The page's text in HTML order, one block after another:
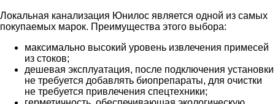
Локальная канализация Юнилос является одной из самых
покупаемых марок. Преимущества этого выбора:
максимально высокий уровень извлечения примесей
из стоков;
дешевая эксплуатация, после подключения установки
не требуется добавлять биопрепараты, для очистки
не требуется привлечения спецтехники;